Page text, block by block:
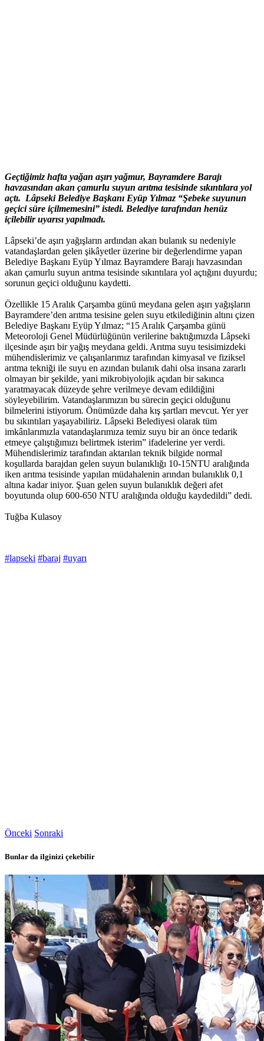
Geçtiğimiz hafta yağan aşırı yağmur, Bayramdere Barajı
havzasından akan çamurlu suyun arıtma tesisinde sıkıntılara yol
açtı. Lâpseki Belediye Başkanı Eyüp Yılmaz “Şebeke suyunun
geçici süre içilmemesini” istedi. Belediye tarafından henüz
içilebilir uyarısı yapılmadı.
Lâpseki’de aşırı yağışların ardından akan bulanık su nedeniyle
vatandaşlardan gelen şikâyetler üzerine bir değerlendirme yapan
Belediye Başkanı Eyüp Yılmaz Bayramdere Barajı havzasından
akan çamurlu suyun arıtma tesisinde sıkıntılara yol açtığını duyurdu;
sorunun geçici olduğunu kaydetti.
Özellikle 15 Aralık Çarşamba günü meydana gelen aşırı yağışların
Bayramdere’den arıtma tesisine gelen suyu etkilediğinin altını çizen
Belediye Başkanı Eyüp Yılmaz; “15 Aralık Çarşamba günü
Meteoroloji Genel Müdürlüğünün verilerine baktığımızda Lâpseki
ilçesinde aşırı bir yağış meydana geldi. Arıtma suyu tesisimizdeki
mühendislerimiz ve çalışanlarımız tarafından kimyasal ve fiziksel
arıtma tekniği ile suyu en azından bulanık dahi olsa insana zararlı
olmayan bir şekilde, yani mikrobiyolojik açıdan bir sakınca
yaratmayacak düzeyde şehre verilmeye devam edildiğini
söyleyebilirim. Vatandaşlarımızın bu sürecin geçici olduğunu
bilmelerini istiyorum. Önümüzde daha kış şartları mevcut. Yer yer
bu sıkıntıları yaşayabiliriz. Lâpseki Belediyesi olarak tüm
imkânlarımızla vatandaşlarımıza temiz suyu bir an önce tedarik
etmeye çalıştığımızı belirtmek isterim” ifadelerine yer verdi.
Mühendislerimiz tarafından aktarılan teknik bilgide normal
koşullarda barajdan gelen suyun bulanıklığı 10-15NTU aralığında
iken arıtma tesisinde yapılan müdahalenin arından bulanıklık 0,1
altına kadar iniyor. Şuan gelen suyun bulanıklık değeri afet
boyutunda olup 600-650 NTU aralığında olduğu kaydedildi” dedi.
Tuğba Kulasoy
#lapseki #baraj #uyarı
Önceki Sonraki
Bunlar da ilginizi çekebilir